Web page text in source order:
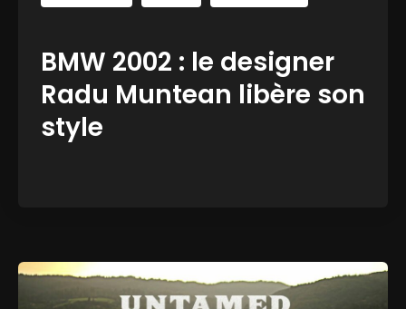
BMW 2002 : le designer
Radu Muntean libère son
style